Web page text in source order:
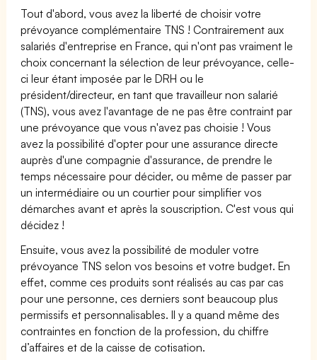
Tout d'abord, vous avez la liberté de choisir votre
prévoyance complémentaire TNS ! Contrairement aux
salariés d'entreprise en France, qui n'ont pas vraiment le
choix concernant la sélection de leur prévoyance, celle-
ci leur étant imposée par le DRH ou le
président/directeur, en tant que travailleur non salarié
(TNS), vous avez l'avantage de ne pas être contraint par
une prévoyance que vous n'avez pas choisie ! Vous
avez la possibilité d'opter pour une assurance directe
auprès d'une compagnie d'assurance, de prendre le
temps nécessaire pour décider, ou même de passer par
un intermédiaire ou un courtier pour simplifier vos
démarches avant et après la souscription. C'est vous qui
décidez !
Ensuite, vous avez la possibilité de moduler votre
prévoyance TNS selon vos besoins et votre budget. En
effet, comme ces produits sont réalisés au cas par cas
pour une personne, ces derniers sont beaucoup plus
permissifs et personnalisables. Il y a quand même des
contraintes en fonction de la profession, du chiffre
d’affaires et de la caisse de cotisation.